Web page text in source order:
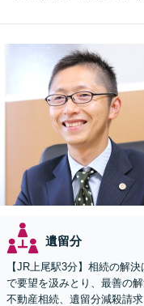
遺留分
【JR上尾駅3分】相続の解
で要望を汲みとり、最善の
不動産相続、遺留分減殺請